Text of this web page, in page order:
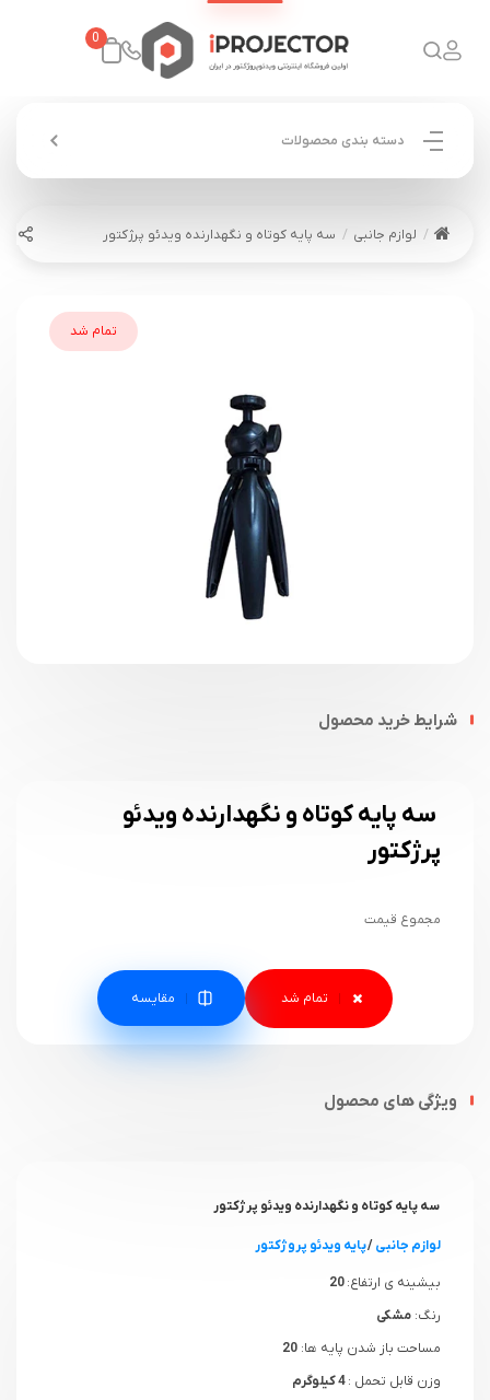
0
دسته بندی محصولات
لوازم جانبی سه پایه کوتاه و نگهدارنده ویدئو پرژکتور
تمام شد
شرایط خرید محصول
سه پایه کوتاه و نگهدارنده ویدئو
پرژکتور
مجموع قیمت
مقایسه
ویژگی های محصول
سه پایه کوتاه و نگهدارنده ویدئو پرژکتور
لوازم جانبی/پایه ویدئو پروژکتور
بیشینه ی ارتفاع:
رنگ: مشکی
مساحت باز شدن پایه ها: 20
وزن قابل تحمل :